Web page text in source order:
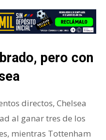
pero con
directos, Chelsea
al ganar tres de los
mientras Tottenham